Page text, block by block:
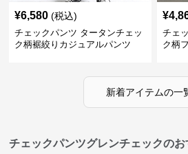
¥6,580 (税込)
チェックパンツ タータンチェッ
ク柄裾絞りカジュアルパンツ
¥
チェ
ク柄
新着アイテムの一
チェックパンツグレンチェックの